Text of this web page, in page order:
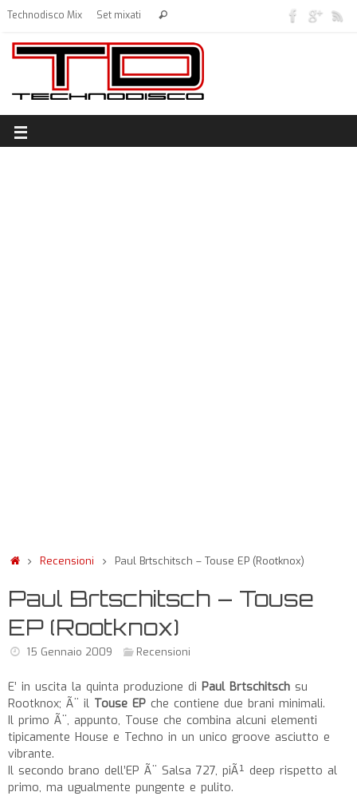
Technodisco Mix Set mixati
Recensioni Paul Brtschitsch – Touse EP (Rootknox)
Paul Brtschitsch – Touse
EP (Rootknox)
15 Gennaio 2009 Recensioni
E’ in uscita la quinta produzione di Paul Brtschitsch su
Rootknox; Ã¨ il Touse EP che contiene due brani minimali.
Il primo Ã¨, appunto, Touse che combina alcuni elementi
tipicamente House e Techno in un unico groove asciutto e
vibrante.
Il secondo brano dell’EP Ã¨ Salsa 727, piÃ¹ deep rispetto al
primo, ma ugualmente pungente e pulito.